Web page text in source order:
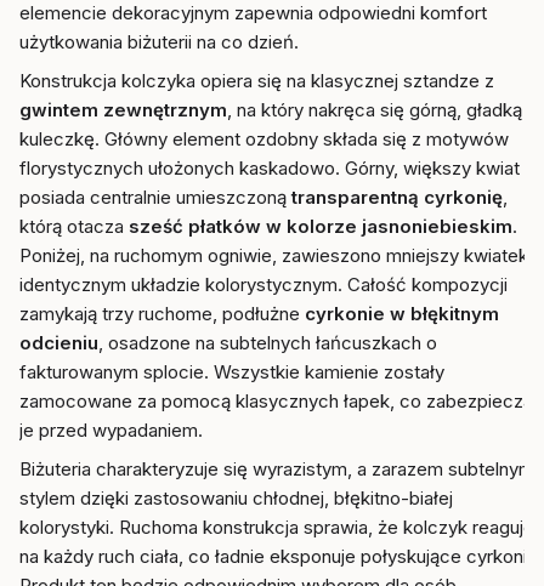
elemencie dekoracyjnym zapewnia odpowiedni komfort
użytkowania biżuterii na co dzień.
Konstrukcja kolczyka opiera się na klasycznej sztandze z
gwintem zewnętrznym, na który nakręca się górną, gładką
kuleczkę. Główny element ozdobny składa się z motywów
florystycznych ułożonych kaskadowo. Górny, większy kwiat
posiada centralnie umieszczonątransparentną cyrkonię,
którą otacza sześć płatków w kolorze jasnoniebieskim.
Poniżej, na ruchomym ogniwie, zawieszono mniejszy kwiatek o
identycznym układzie kolorystycznym. Całość kompozycji
zamykają trzy ruchome, podłużne cyrkonie w błękitnym
odcieniu, osadzone na subtelnych łańcuszkach o
fakturowanym splocie. Wszystkie kamienie zostały
zamocowane za pomocą klasycznych łapek, co zabezpiecza
je przed wypadaniem.
Biżuteria charakteryzuje się wyrazistym, a zarazem subtelnym
stylem dzięki zastosowaniu chłodnej, błękitno-białej
kolorystyki. Ruchoma konstrukcja sprawia, że kolczyk reaguje
na każdy ruch ciała, co ładnie eksponuje połyskujące cyrkonie.